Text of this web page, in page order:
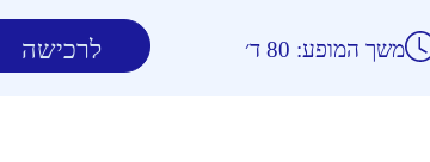
לרכישה משך המופע: 80 ד׳